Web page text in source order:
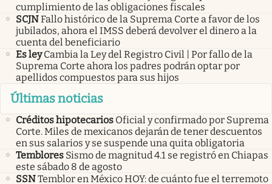
cumplimiento de las obligaciones fiscales
SCJNFallo histórico de la Suprema Corte a favor de los
jubilados, ahora el IMSS deberá devolver el dinero a la
cuenta del beneficiario
Es ley Cambia la Ley del Registro Civil | Por fallo de la
Suprema Corte ahora los padres podrán optar por
apellidos compuestos para sus hijos
Últimas noticias
Créditos hipotecarios Oficial y confirmado por Suprema
Corte. Miles de mexicanos dejarán de tener descuentos
en sus salarios y se suspende una quita obligatoria
Temblores Sismo de magnitud 4.1 se registró en Chiapas
este sábado 8 de agosto
SSNTemblor en México HOY: de cuánto fue el terremoto